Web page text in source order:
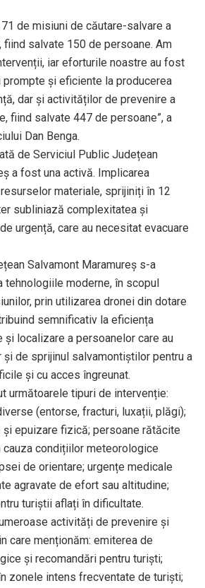
de misiuni de căutare-salvare a
fiind salvate 150 de persoane. Am
iar eforturile noastre au fost
și eficiente la producerea
dar și activităților de prevenire a
fiind salvate 447 de persoane”, a
Dan Benga.
de Serviciul Public Județean
a fost una activă. Implicarea
materiale, sprijiniți în 12
subliniază complexitatea și
urgență, care au necesitat evacuare
Salvamont Maramureș s-a
tehnologiile moderne, în scopul
prin utilizarea dronei din dotare
semnificativ la eficiența
și localizare a persoanelor care au
și de sprijinul salvamontiștilor pentru a
și cu acces îngreunat.
următoarele tipuri de intervenție:
(entorse, fracturi, luxații, plăgi);
epuizare fizică; persoane rătăcite
condițiilor meteorologice
de orientare; urgențe medicale
agravate de efort sau altitudine;
turiștii aflați în dificultate.
activități de prevenire și
care menționăm: emiterea de
și recomandări pentru turiști;
zonele intens frecventate de turiști;